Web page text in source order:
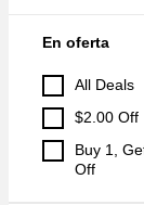
En oferta
All Deals
$2.00 Off
Buy 1,
Off